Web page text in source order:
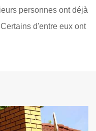
personnes ont déjà
d'entre eux ont